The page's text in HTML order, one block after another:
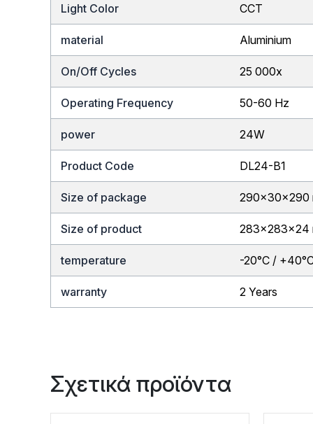
Light Color CCT
material Aluminium
On/Off Cycles 25 000x
Operating Frequency 50-60 Hz
power 24W
Product Code DL24-B1
Size of package 290x30x290
Size of product 283x283x24
temperature -20°C /
warranty 2 Years
Σχετικά προϊόντα